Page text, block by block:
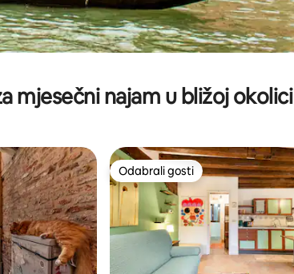
mjesečni najam u bližoj okolici
Odabrali gosti
Odabrali gosti